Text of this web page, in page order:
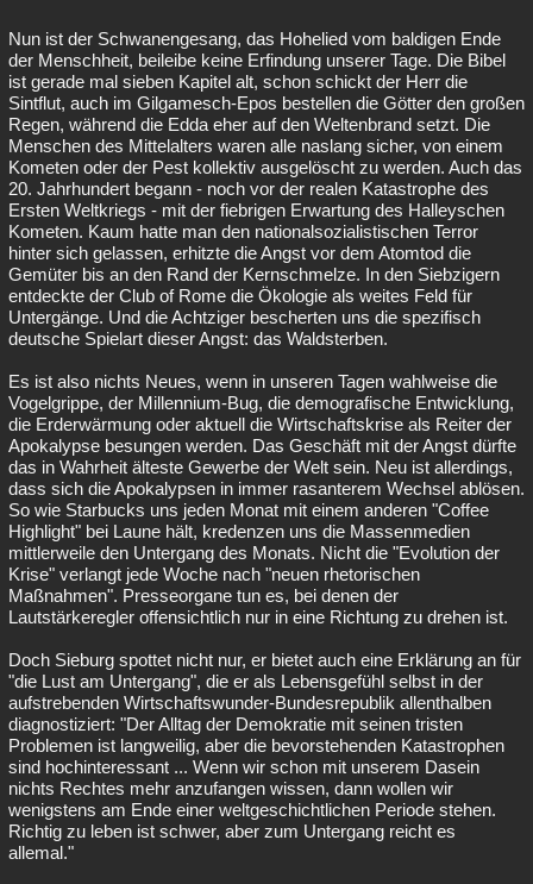
Nun ist der Schwanengesang, das Hohelied vom baldigen Ende
der Menschheit, beileibe keine Erfindung unserer Tage. Die Bibel
ist gerade mal sieben Kapitel alt, schon schickt der Herr die
Sintflut, auch im Gilgamesch-Epos bestellen die Götter den großen
Regen, während die Edda eher auf den Weltenbrand setzt. Die
Menschen des Mittelalters waren alle naslang sicher, von einem
Kometen oder der Pest kollektiv ausgelöscht zu werden. Auch das
20. Jahrhundert begann - noch vor der realen Katastrophe des
Ersten Weltkriegs - mit der fiebrigen Erwartung des Halleyschen
Kometen. Kaum hatte man den nationalsozialistischen Terror
hinter sich gelassen, erhitzte die Angst vor dem Atomtod die
Gemüter bis an den Rand der Kernschmelze. In den Siebzigern
entdeckte der Club of Rome die Ökologie als weites Feld für
Untergänge. Und die Achtziger bescherten uns die spezifisch
deutsche Spielart dieser Angst: das Waldsterben.
Es ist also nichts Neues, wenn in unseren Tagen wahlweise die
Vogelgrippe, der Millennium-Bug, die demografische Entwicklung,
die Erderwärmung oder aktuell die Wirtschaftskrise als Reiter der
Apokalypse besungen werden. Das Geschäft mit der Angst dürfte
das in Wahrheit älteste Gewerbe der Welt sein. Neu ist allerdings,
dass sich die Apokalypsen in immer rasanterem Wechsel ablösen.
So wie Starbucks uns jeden Monat mit einem anderen "Coffee
Highlight" bei Laune hält, kredenzen uns die Massenmedien
mittlerweile den Untergang des Monats. Nicht die "Evolution der
Krise" verlangt jede Woche nach "neuen rhetorischen
Maßnahmen". Presseorgane tun es, bei denen der
Lautstärkeregler offensichtlich nur in eine Richtung zu drehen ist.
Doch Sieburg spottet nicht nur, er bietet auch eine Erklärung an für
"die Lust am Untergang", die er als Lebensgefühl selbst in der
aufstrebenden Wirtschaftswunder-Bundesrepublik allenthalben
diagnostiziert: "Der Alltag der Demokratie mit seinen tristen
Problemen ist langweilig, aber die bevorstehenden Katastrophen
sind hochinteressant ... Wenn wir schon mit unserem Dasein
nichts Rechtes mehr anzufangen wissen, dann wollen wir
wenigstens am Ende einer weltgeschichtlichen Periode stehen.
Richtig zu leben ist schwer, aber zum Untergang reicht es
allemal."